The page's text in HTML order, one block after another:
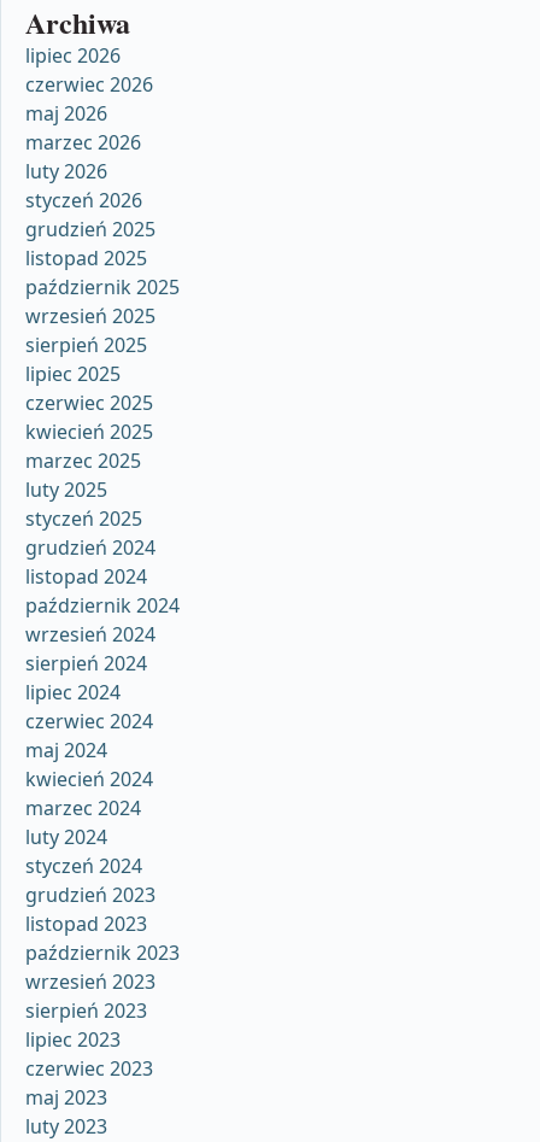
Archiwa
lipiec 2026
czerwiec 2026
maj 2026
marzec 2026
luty 2026
styczeń 2026
grudzień 2025
listopad 2025
październik 2025
wrzesień 2025
sierpień 2025
lipiec 2025
czerwiec 2025
kwiecień 2025
marzec 2025
luty 2025
styczeń 2025
grudzień 2024
listopad 2024
październik 2024
wrzesień 2024
sierpień 2024
lipiec 2024
czerwiec 2024
maj 2024
kwiecień 2024
marzec 2024
luty 2024
styczeń 2024
grudzień 2023
listopad 2023
październik 2023
wrzesień 2023
sierpień 2023
lipiec 2023
czerwiec 2023
maj 2023
luty 2023